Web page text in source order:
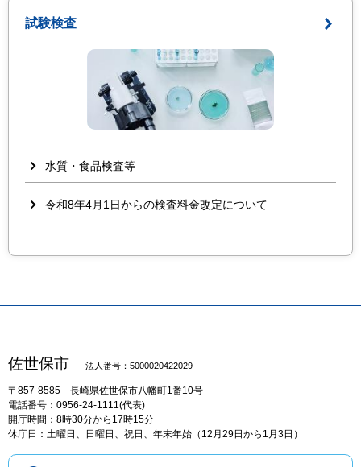
試験検査
水質・食品検査等
令和8年4月1日からの検査料金改定について
佐世保市 法人番号：5000020422029
〒857-8585 長崎県佐世保市八幡町1番10号
電話番号：0956-24-1111(代表)
開庁時間：8時30分から17時15分
休庁日：土曜日、日曜日、祝日、年末年始（12月29日から1月3日）